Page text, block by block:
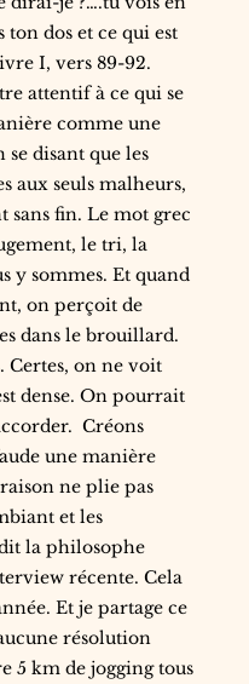
ton dos et ce qui est
I, vers 89-92.
attentif à ce qui se
comme une
se disant que les
aux seuls malheurs,
sans fin. Le mot grec
le tri, la
y sommes. Et quand
on perçoit de
dans le brouillard.
Certes, on ne voit
dense. On pourrait
Créons
une manière
ne plie pas
et les
la philosophe
récente. Cela
Et je partage ce
résolution
5 km de jogging tous